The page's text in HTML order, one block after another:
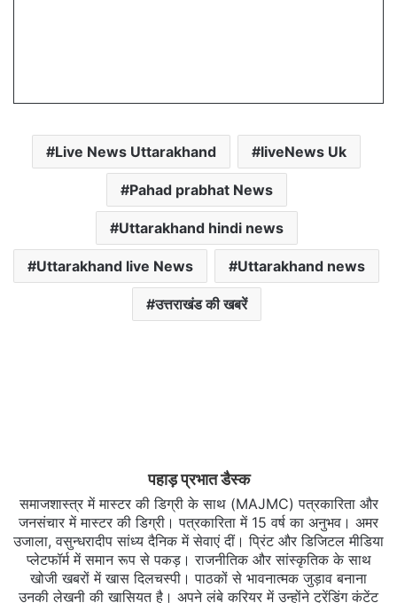
Live News Uttarakhand liveNews Uk
Pahad prabhat News
Uttarakhand hindi news
Uttarakhand live News Uttarakhand news
उत्तराखंड की खबरें
पहाड़ प्रभात डैस्क
समाजशास्त्र में मास्टर की डिग्री के साथ (MAJMC) पत्रकारिता और
जनसंचार में मास्टर की डिग्री। पत्रकारिता में 15 वर्ष का अनुभव। अमर
उजाला, वसुन्धरादीप सांध्य दैनिक में सेवाएं दीं। प्रिंट और डिजिटल मीडिया
प्लेटफॉर्म में समान रूप से पकड़। राजनीतिक और सांस्कृतिक के साथ
खोजी खबरों में खास दिलचस्‍पी। पाठकों से भावनात्मक जुड़ाव बनाना
उनकी लेखनी की खासियत है। अपने लंबे करियर में उन्होंने ट्रेंडिंग कंटेंट